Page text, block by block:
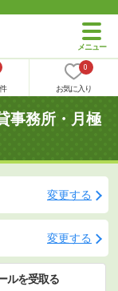
0
お気に入り
事務所・月極
変更する
変更する
ルを受取る